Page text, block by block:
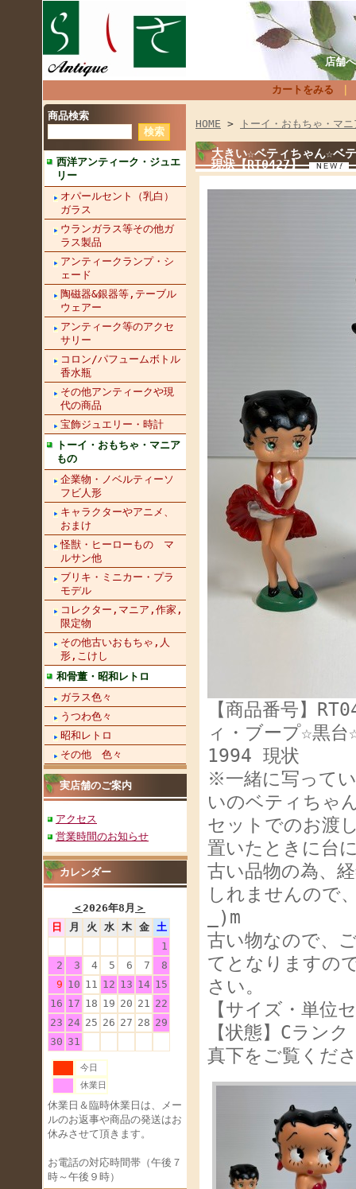
店舗
カートをみる
商品検索
西洋アンティーク・ジュエ
リー
オパールセント（乳白）
ガラス
ウランガラス等その他ガ
ラス製品
アンティークランプ・シ
ェード
陶磁器&銀器等,テーブル
ウェアー
アンティーク等のアクセ
サリー
コロン/パフュームボトル
香水瓶
その他アンティークや現
代の商品
宝飾ジュエリー・時計
トーイ・おもちゃ・マニア
もの
企業物・ノベルティーソ
フビ人形
キャラクターやアニメ、
おまけ
怪獣・ヒーローもの マ
ルサン他
ブリキ・ミニカー・プラ
モデル
コレクター,マニア,作家,
限定物
その他古いおもちゃ,人
形,こけし
和骨董・昭和レトロ
ガラス色々
うつわ色々
昭和レトロ
その他 色々
実店舗のご案内
アクセス
営業時間のお知らせ
カレンダー
＜2026年8月 ＞
日
月 火 水 木 金
土
1
2
3 4 5 6 7
8
9 10 11 12 13 14 15
16 17 18 19 20 21 22
23 24 25 26 27 28 29
30 31
今日
休業日
休業日＆臨時休業日は、メー
ルのお返事や商品の発送はお
休みさせて頂きます。
お電話の対応時間帯（午後７
時～午後９時）
HOME > トーイ・おもちゃ・マ
大きい☆ベティちゃん☆ベ
現状【RT0427】
【商品番号】
ィ・ブープ☆黒
1994 現状
※一緒に写って
いのベティちゃ
セットでのお渡
置いたときに台
古い品物の為、
しれませんので
_)m
古い物なので、
てとなりますの
さい。
【サイズ・単
【状態】Cラン
真下をご覧くだ